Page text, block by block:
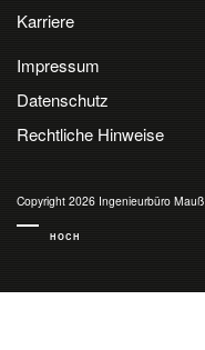
Karriere
Impressum
Datenschutz
Rechtliche Hinweise
Copyright 2026 Ingenieurbüro Mauß
HOCH